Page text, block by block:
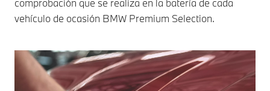
vehículo de ocasión BMW Premium Selection.